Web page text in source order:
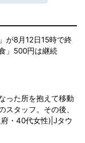
が8月12日15時で終
」500円は継続
った所を抱えて移動
スタッフ。その後、
・40代女性)|Jタウ